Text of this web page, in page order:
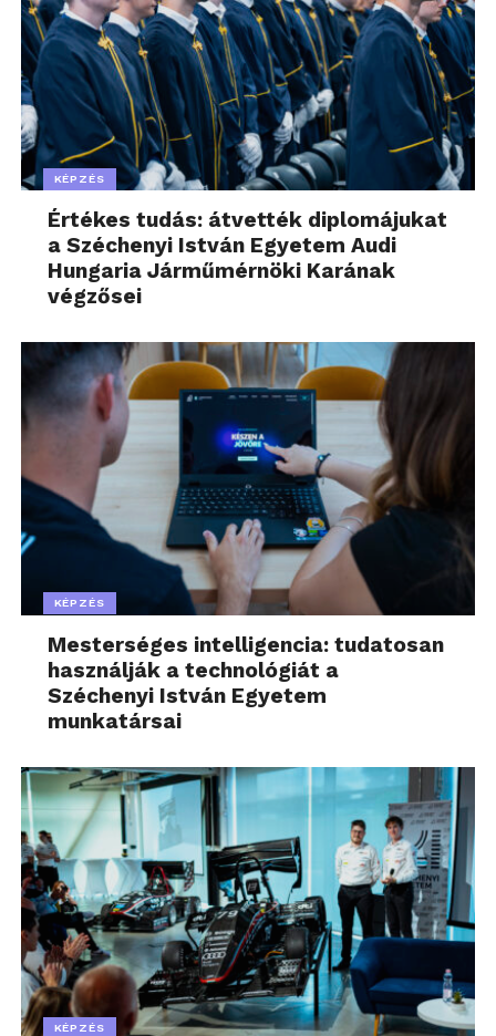
KÉPZÉS
Értékes tudás: átvették diplomájukat
a Széchenyi István Egyetem Audi
Hungaria Járműmérnöki Karának
végzősei
KÉPZÉS
Mesterséges intelligencia: tudatosan
használják a technológiát a
Széchenyi István Egyetem
munkatársai
KÉPZÉS